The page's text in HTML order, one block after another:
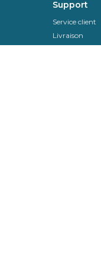
Support
Service client
Livraison